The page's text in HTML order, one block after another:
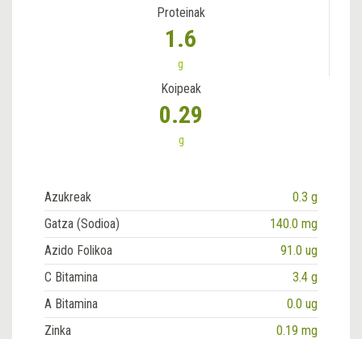
Proteinak
1.6
g
Koipeak
0.29
g
Azukreak
0.3 g
Gatza (Sodioa)
140.0 mg
Azido Folikoa
91.0 ug
C Bitamina
3.4 g
A Bitamina
0.0 ug
Zinka
0.19 mg